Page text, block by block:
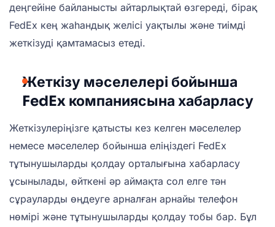
деңгейіне байланысты айтарлықтай өзгереді, бірақ
FedEx кең жаһандық желісі уақтылы және тиімді
жеткізуді қамтамасыз етеді.
Жеткізу мәселелері бойынша
FedEx компаниясына хабарласу
Жеткізулеріңізге қатысты кез келген мәселелер
немесе мәселелер бойынша еліңіздегі FedEx
тұтынушыларды қолдау орталығына хабарласу
ұсынылады, өйткені әр аймақта сол елге тән
сұрауларды өңдеуге арналған арнайы телефон
нөмірі және тұтынушыларды қолдау тобы бар. Бұл